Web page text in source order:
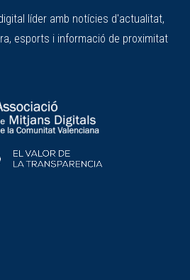
líder amb notícies d'actualitat,
esports i informació de proximitat